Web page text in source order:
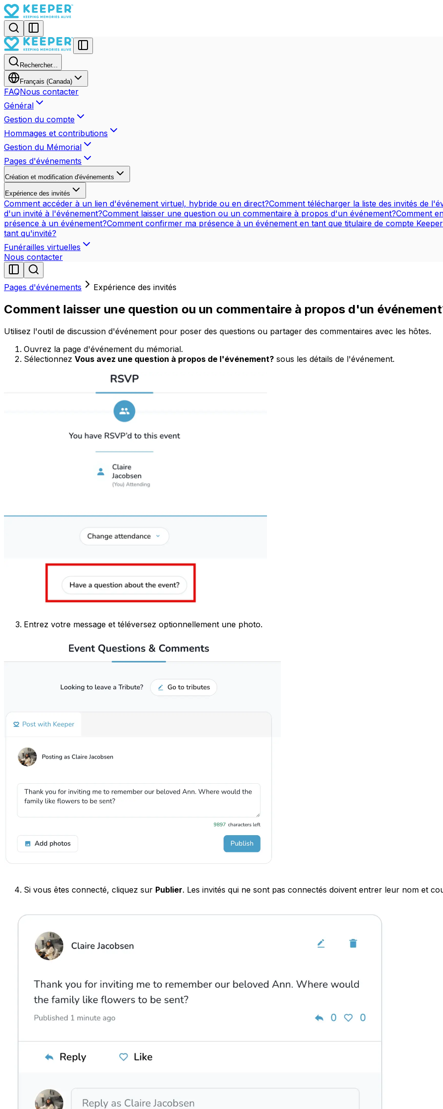
Rechercher...
Français (Canada)
FAQNous contacter
Général
Gestion du compte
Hommages et contributions
Gestion du Mémorial
Pages d'événements
Création et modification d'événements
Expérience des invités
Comment accéder à un lien d'événement virtuel, hybride ou en direct?Comment télécharger la liste des invités de
d'un invité à l'événement?Comment laisser une question ou un commentaire à propos d'un événement?Comment
présence à un événement?Comment confirmer ma présence à un événement en tant que titulaire de compte
tant qu'invité?
Funérailles virtuelles
Nous contacter
Pages d'événements Expérience des invités
Comment laisser une question ou un commentaire à propos d'un
Utilisez l'outil de discussion d'événement pour poser des questions ou partager des commentaires avec les hôtes.
Ouvrez la page d'événement du mémorial.
Sélectionnez Vous avez une question à propos de l'événement? sous les détails de l'événement.
Entrez votre message et téléversez optionnellement une photo.
Si vous êtes connecté, cliquez sur Publier. Les invités qui ne sont pas connectés doivent entrer leur nom et